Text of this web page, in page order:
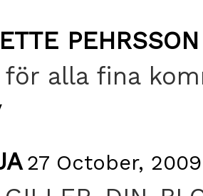
PEHRSSON
alla fina
27 October,